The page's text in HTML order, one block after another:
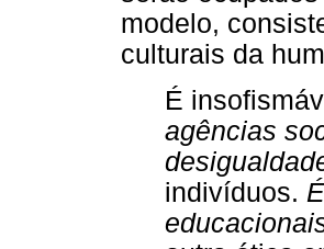
modelo,
culturais da
É
agências
indivíduos.